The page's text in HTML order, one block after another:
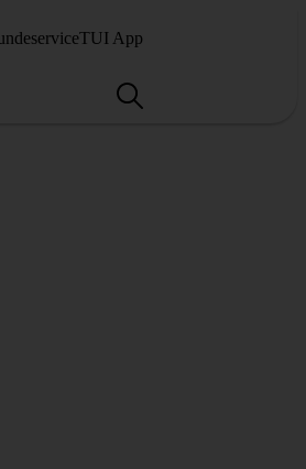
TUI App